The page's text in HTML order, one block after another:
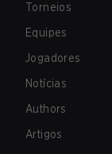
Torneios
Equipes
Jogadores
Notícias
Authors
Artigos